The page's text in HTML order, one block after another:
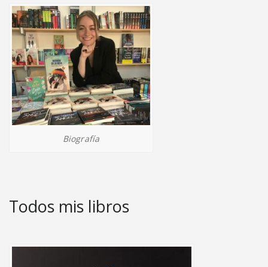
Biografía
Todos mis libros